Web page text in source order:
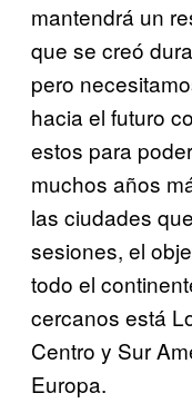
mantendrá un
que se creó
pero
hacia el futuro
estos para
muchos años
las ciudades
sesiones, el
todo el
cercanos está
Centro y Sur
Europa.